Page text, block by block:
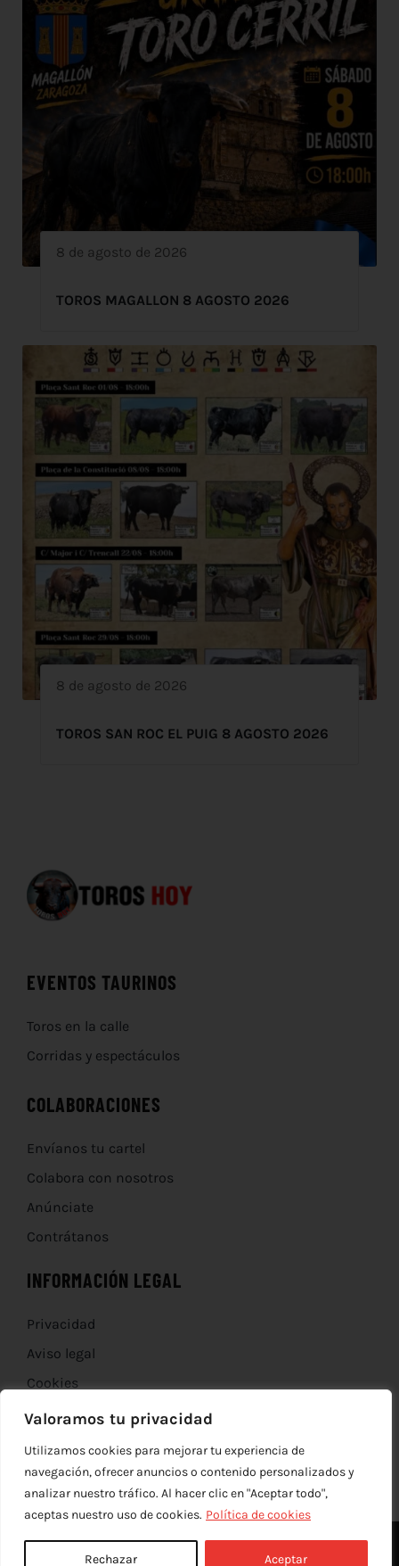
Valoramos tu privacidad
Utilizamos cookies para mejorar tu experiencia de
navegación, ofrecer anuncios o contenido personalizados y
analizar nuestro tráfico. Al hacer clic en "Aceptar todo",
aceptas nuestro uso de cookies. Política de cookies
Rechazar Aceptar
8 de agosto de 2026
TOROS MAGALLON 8 AGOSTO 2026
8 de agosto de 2026
TOROS SAN ROC EL PUIG 8 AGOSTO 2026
EVENTOS TAURINOS
Toros en la calle
Corridas y espectáculos
COLABORACIONES
Envíanos tu cartel
Colabora con nosotros
Anúnciate
Contrátanos
INFORMACIÓN LEGAL
Privacidad
Aviso legal
Cookies
Devoluciones
© Copyright 2012 - 2026 | | Todos los derechos reservados